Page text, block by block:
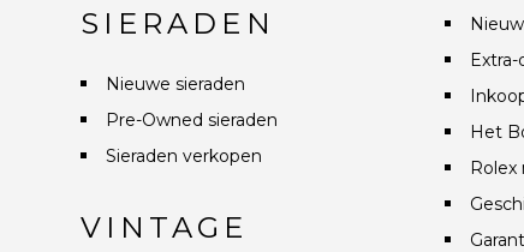
SIERADEN
Nieuwe sieraden
Pre-Owned sieraden
Sieraden verkopen
VINTAGE
Het
Rolex